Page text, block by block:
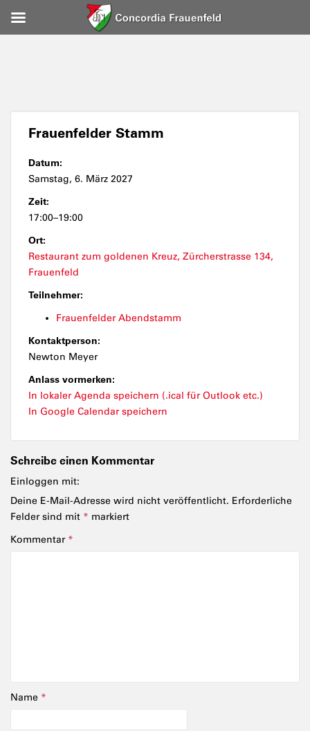
Frauenfelder Stamm
Datum:
Samstag, 6. März 2027
Zeit:
17:00–19:00
Ort:
Restaurant zum goldenen Kreuz, Zürcherstrasse 134,
Frauenfeld
Teilnehmer:
Frauenfelder Abendstamm
Kontaktperson:
Newton Meyer
Anlass vormerken:
In lokaler Agenda speichern (.ical für Outlook etc.)
In Google Calendar speichern
Schreibe einen Kommentar
Einloggen mit:
Deine E-Mail-Adresse wird nicht veröffentlicht. Erforderliche
Felder sind mit * markiert
Kommentar *
Name *